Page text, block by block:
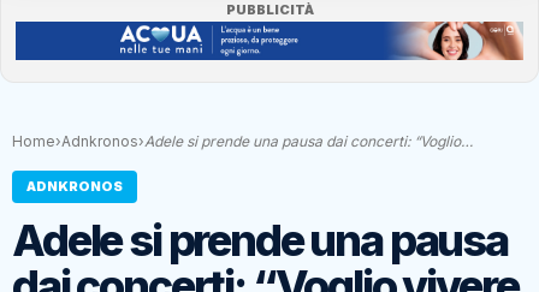
PUBBLICITÀ
Home›Adnkronos›Adele si prende una pausa dai concerti: “Voglio…
ADNKRONOS
Adele si prende una pausa